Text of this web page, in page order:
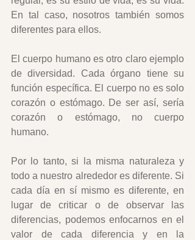
En tal caso, nosotros también somos
diferentes para ellos.
El cuerpo humano es otro claro ejemplo
de diversidad. Cada órgano tiene su
función específica. El cuerpo no es solo
corazón o estómago. De ser así, sería
corazón o estómago, no cuerpo
humano.
Por lo tanto, si la misma naturaleza y
todo a nuestro alrededor es diferente. Si
cada día en sí mismo es diferente, en
lugar de criticar o de observar las
diferencias, podemos enfocarnos en el
valor de cada diferencia y en la